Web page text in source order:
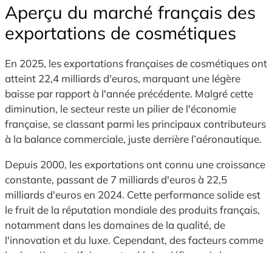
Aperçu du marché français des
exportations de cosmétiques
En 2025, les exportations françaises de cosmétiques ont
atteint 22,4 milliards d'euros, marquant une légère
baisse par rapport à l'année précédente. Malgré cette
diminution, le secteur reste un pilier de l'économie
française, se classant parmi les principaux contributeurs
à la balance commerciale, juste derrière l’aéronautique.
Depuis 2000, les exportations ont connu une croissance
constante, passant de 7 milliards d'euros à 22,5
milliards d'euros en 2024. Cette performance solide est
le fruit de la réputation mondiale des produits français,
notamment dans les domaines de la qualité, de
l'innovation et du luxe. Cependant, des facteurs comme